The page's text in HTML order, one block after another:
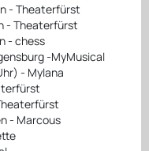
- Theaterfürst
- Theaterfürst
- chess
-MyMusical
- Mylana
- Marcous